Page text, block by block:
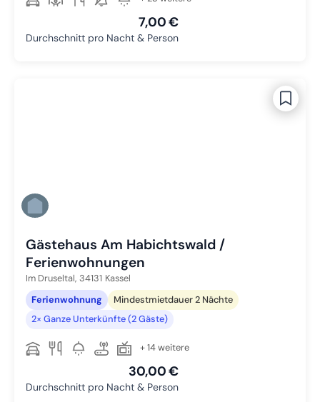
7,00 €
Durchschnitt pro Nacht & Person
Gästehaus Am Habichtswald /
Ferienwohnungen
Im Druseltal, 34131 Kassel
Ferienwohnung
Mindestmietdauer 2 Nächte
2× Ganze Unterkünfte (2 Gäste)
+ 14 weitere
30,00 €
Durchschnitt pro Nacht & Person